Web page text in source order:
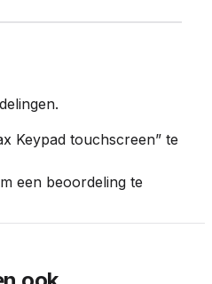
Keypad touchscreen” te
een beoordeling te